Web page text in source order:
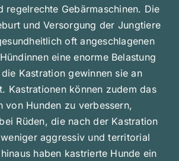
regelrechte Gebärmaschinen. Die
und Versorgung der Jungtiere
oft angeschlagenen
eine enorme Belastung
Kastration gewinnen sie an
Kastrationen können zudem das
von Hunden zu verbessern,
Rüden, die nach der Kastration
aggressiv und territorial
haben kastrierte Hunde ein